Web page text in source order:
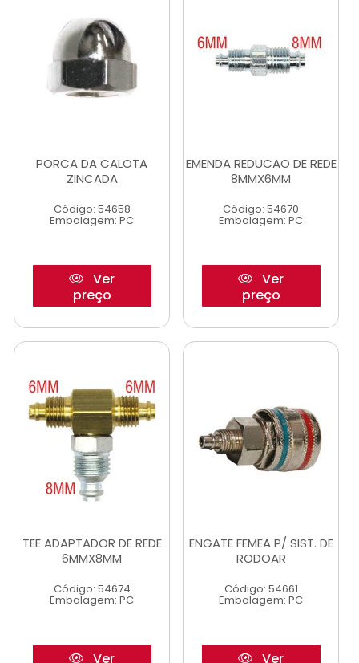
PORCA DA CALOTA
ZINCADA
Código: 54658
Embalagem: PC
Ver
preço
EMENDA REDUCAO DE REDE
8MMX6MM
Código: 54670
Embalagem: PC
Ver
preço
TEE ADAPTADOR DE REDE
6MMX8MM
Código: 54674
Embalagem: PC
Ver
ENGATE FEMEA P/ SIST. DE
RODOAR
Código: 54661
Embalagem: PC
Ver